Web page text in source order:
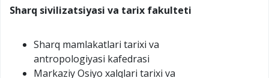
Sharq sivilizatsiyasi va tarix fakulteti
Sharq mamlakatlari tarixi va
antropologiyasi kafedrasi
Markaziy Osiyo xalqlari tarixi va